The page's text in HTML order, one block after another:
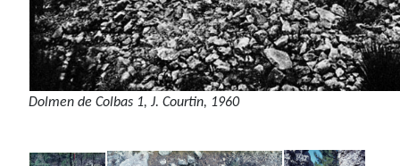
Dolmen de Colbas 1, J. Courtin, 1960